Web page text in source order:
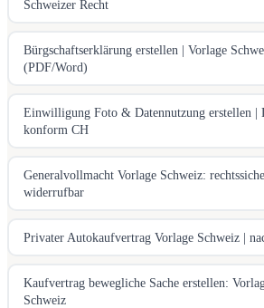
Schweizer Recht
Bürgschaftserklärung erstellen | Vorlage
(PDF/Word)
Einwilligung Foto & Datennutzung erstellen |
konform CH
Generalvollmacht Vorlage Schweiz:
widerrufbar
Privater Autokaufvertrag Vorlage Schweiz |
Kaufvertrag bewegliche Sache erstellen:
Schweiz